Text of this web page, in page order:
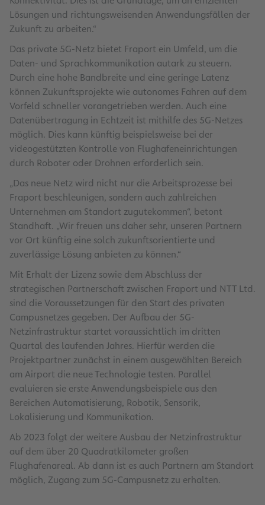
Lösungen und richtungsweisenden Anwendungsfällen der
Zukunft zu arbeiten.“
Das private 5G-Netz bietet Fraport ein Umfeld, um die
Daten- und Sprachkommunikation autark zu steuern.
Durch eine hohe Bandbreite und eine geringe Latenz
können Zukunftsprojekte wie autonomes Fahren auf dem
Vorfeld schneller vorangetrieben werden. Auch eine
Datenübertragung in Echtzeit ist mithilfe des 5G-Netzes
möglich. Dies kann künftig beispielsweise bei der
videogestützten Kontrolle von Flughafeneinrichtungen
durch Roboter oder Drohnen erforderlich sein.
„Das neue Netz wird nicht nur die Arbeitsprozesse bei
Fraport beschleunigen, sondern auch zahlreichen
Unternehmen am Standort zugutekommen“, betont
Standhaft. „Wir freuen uns daher sehr, unseren Partnern
vor Ort künftig eine solch zukunftsorientierte und
zuverlässige Lösung anbieten zu können.“
Mit Erhalt der Lizenz sowie dem Abschluss der
strategischen Partnerschaft zwischen Fraport und NTT Ltd.
sind die Voraussetzungen für den Start des privaten
Campusnetzes gegeben. Der Aufbau der 5G-
Netzinfrastruktur startet voraussichtlich im dritten
Quartal des laufenden Jahres. Hierfür werden die
Projektpartner zunächst in einem ausgewählten Bereich
am Airport die neue Technologie testen. Parallel
evaluieren sie erste Anwendungsbeispiele aus den
Bereichen Automatisierung, Robotik, Sensorik,
Lokalisierung und Kommunikation.
Ab 2023 folgt der weitere Ausbau der Netzinfrastruktur
auf dem über 20 Quadratkilometer großen
Flughafenareal. Ab dann ist es auch Partnern am Standort
möglich, Zugang zum 5G-Campusnetz zu erhalten.